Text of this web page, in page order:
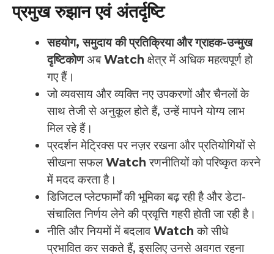
प्रमुख रुझान एवं अंतर्दृष्टि
सहयोग, समुदाय की प्रतिक्रिया और ग्राहक-उन्मुख
दृष्टिकोणअबWatch क्षेत्र में अधिक महत्वपूर्ण हो
गए हैं।
जो व्यवसाय और व्यक्ति नए उपकरणों और चैनलों के
साथ तेजी से अनुकूल होते हैं, उन्हें मापने योग्य लाभ
मिल रहे हैं।
प्रदर्शन मेट्रिक्स पर नज़र रखना और प्रतियोगियों से
सीखना सफलWatch रणनीतियों को परिष्कृत करने
में मदद करता है।
डिजिटल प्लेटफार्मों की भूमिका बढ़ रही है और डेटा-
संचालित निर्णय लेने की प्रवृत्ति गहरी होती जा रही है।
नीति और नियमों में बदलावWatch को सीधे
प्रभावित कर सकते हैं, इसलिए उनसे अवगत रहना